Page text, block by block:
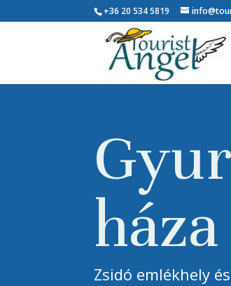
+36 20 534 5819
háza
Zsidó emlékhely